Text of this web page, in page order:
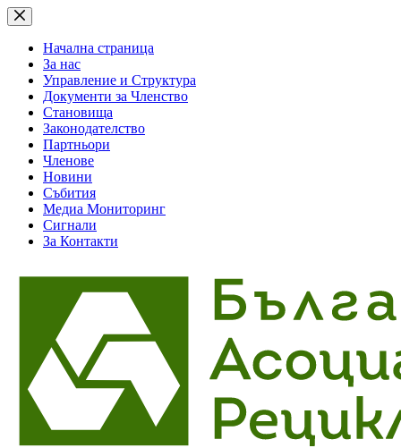
Skip
to
contentНачална страница
За нас
Управление и Структура
Документи за Членство
Становища
Законодателство
Партньори
Членове
Новини
Събития
Медиа Мониторинг
Сигнали
За Контакти